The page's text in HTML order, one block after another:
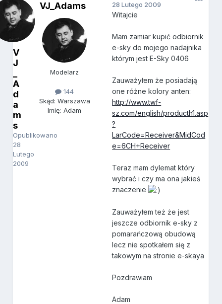
V
J
A
d
a
m
s
Opublikowano
28
Lutego
2009
VJ_Adams
Modelarz
144
Skąd: Warszawa
Imię: Adam
28 Lutego 2009
Witajcie
Mam zamiar kupić odbiornik
e-sky do mojego nadajnika
którym jest E-Sky 0406
Zauważyłem że posiadają
one różne kolory anten:
http://www.twf-
sz.com/english/producth1.asp
?
LarCode=Receiver&MidCod
e=6CH+Receiver
Teraz mam dylemat który
wybrać i czy ma ona jakieś
znaczenie
Zauważyłem też że jest
jeszcze odbiornik e-sky z
pomarańczową obudową
lecz nie spotkałem się z
takowym na stronie e-skaya
Pozdrawiam
Adam